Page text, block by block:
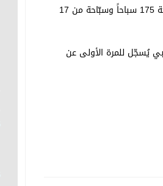
إفتتحت البطولة العربية الأولى للسباحة لحوض 25 متراً، التي تقام في العاصمة الإماراتية أبو ظبي، بمشاركة 175 سباحاً وسبّاحة من 17
إلى رقم عربي يُسجّل للمرة الأولى عن